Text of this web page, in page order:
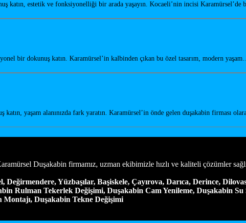
katın, estetik ve fonksiyonelliği bir arada yaşayın. Kocaeli’nin incisi Karamürsel’de
bir dokunuş katın. Karamürsel’in kalbinden çıkan bu özel tasarım, modern
yaşam alanınızda fark yaratın. Karamürsel’in önde gelen duşakabin firması
Duşakabin firmamız, uzman ekibimizle hızlı ve kaliteli çözümler
Değirmendere, Yüzbaşılar, Başiskele, Çayırova, Darıca, Derince,
Rulman Tekerlek Değişimi, Duşakabin Cam Yenileme, Duşakabin Su
Duşakabin Tekne Değişimi